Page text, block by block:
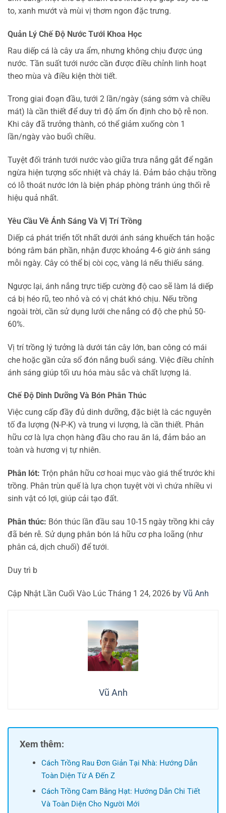
to, xanh mướt và mùi vị thơm ngon đặc trưng.
Quản Lý Chế Độ Nước Tưới Khoa Học
Rau diếp cá là cây ưa ẩm, nhưng không chịu được úng
nước. Tần suất tưới nước cần được điều chỉnh linh hoạt
theo mùa và điều kiện thời tiết.
Trong giai đoạn đầu, tưới 2 lần/ngày (sáng sớm và chiều
mát) là cần thiết để duy trì độ ẩm ổn định cho bộ rễ non.
Khi cây đã trưởng thành, có thể giảm xuống còn 1
lần/ngày vào buổi chiều.
Tuyệt đối tránh tưới nước vào giữa trưa nắng gắt để ngăn
ngừa hiện tượng sốc nhiệt và cháy lá. Đảm bảo chậu trồng
có lỗ thoát nước lớn là biện pháp phòng tránh úng thối rễ
hiệu quả nhất.
Yêu Cầu Về Ánh Sáng Và Vị Trí Trồng
Diếp cá phát triển tốt nhất dưới ánh sáng khuếch tán hoặc
bóng râm bán phần, nhận được khoảng 4-6 giờ ánh sáng
mỗi ngày. Cây có thể bị còi cọc, vàng lá nếu thiếu sáng.
Ngược lại, ánh nắng trực tiếp cường độ cao sẽ làm lá diếp
cá bị héo rũ, teo nhỏ và có vị chát khó chịu. Nếu trồng
ngoài trời, cần sử dụng lưới che nắng có độ che phủ 50-
60%.
Vị trí trồng lý tưởng là dưới tán cây lớn, ban công có mái
che hoặc gần cửa sổ đón nắng buổi sáng. Việc điều chỉnh
ánh sáng giúp tối ưu hóa màu sắc và chất lượng lá.
Chế Độ Dinh Dưỡng Và Bón Phân Thúc
Việc cung cấp đầy đủ dinh dưỡng, đặc biệt là các nguyên
tố đa lượng (N-P-K) và trung vi lượng, là cần thiết. Phân
hữu cơ là lựa chọn hàng đầu cho rau ăn lá, đảm bảo an
toàn và hương vị tự nhiên.
Phân lót: Trộn phân hữu cơ hoai mục vào giá thể trước khi
trồng. Phân trùn quế là lựa chọn tuyệt vời vì chứa nhiều vi
sinh vật có lợi, giúp cải tạo đất.
Phân thúc: Bón thúc lần đầu sau 10-15 ngày trồng khi cây
đã bén rễ. Sử dụng phân bón lá hữu cơ pha loãng (như
phân cá, dịch chuối) để tưới.
Duy trì b
Cập Nhật Lần Cuối Vào Lúc Tháng 1 24, 2026 by Vũ Anh
Vũ Anh
Xem thêm:
Cách Trồng Rau Đơn Giản Tại Nhà: Hướng Dẫn
Toàn Diện Từ A Đến Z
Cách Trồng Cam Bằng Hạt: Hướng Dẫn Chi Tiết
Và Toàn Diện Cho Người Mới